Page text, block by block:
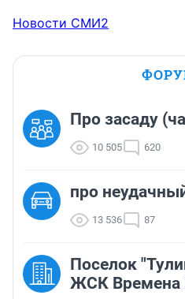
Новости СМИ2
Про засаду
10 505 620
про
13 536 87
Поселок
ЖСК Времена